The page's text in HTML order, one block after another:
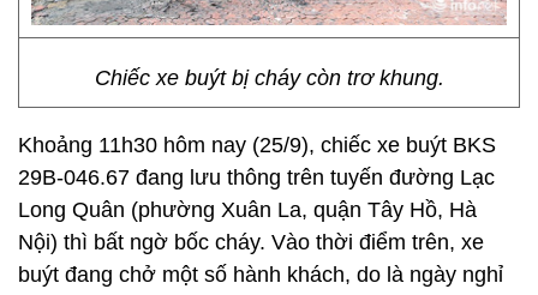
Chiếc xe buýt bị cháy còn trơ khung.
Khoảng 11h30 hôm nay (25/9), chiếc xe buýt BKS
29B-046.67 đang lưu thông trên tuyến đường Lạc
Long Quân (phường Xuân La, quận Tây Hồ, Hà
Nội) thì bất ngờ bốc cháy. Vào thời điểm trên, xe
buýt đang chở một số hành khách, do là ngày nghỉ